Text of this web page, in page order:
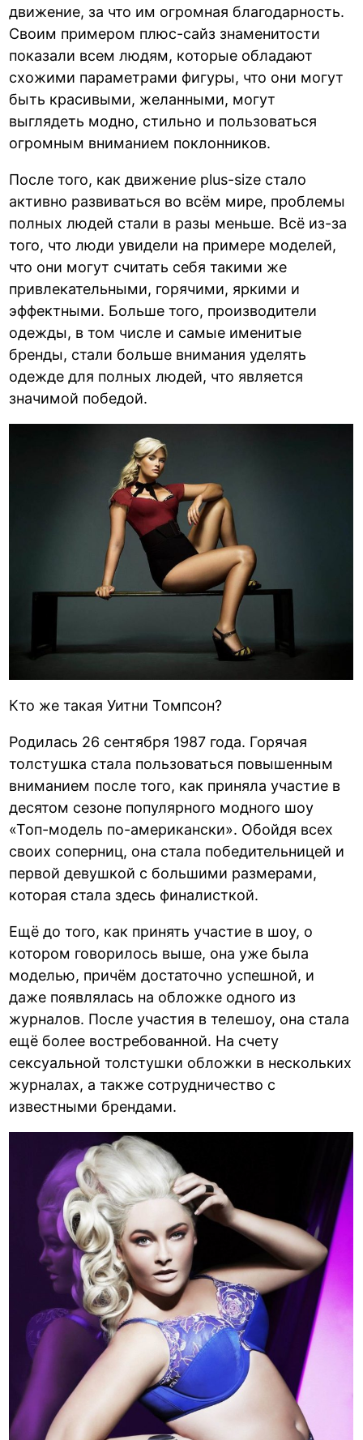
движение, за что им огромная благодарность.
Своим примером плюс-сайз знаменитости
показали всем людям, которые обладают
схожими параметрами фигуры, что они могут
быть красивыми, желанными, могут
выглядеть модно, стильно и пользоваться
огромным вниманием поклонников.
После того, как движение plus-size стало
активно развиваться во всём мире, проблемы
полных людей стали в разы меньше. Всё из-за
того, что люди увидели на примере моделей,
что они могут считать себя такими же
привлекательными, горячими, яркими и
эффектными. Больше того, производители
одежды, в том числе и самые именитые
бренды, стали больше внимания уделять
одежде для полных людей, что является
значимой победой.
Кто же такая Уитни Томпсон?
Родилась 26 сентября 1987 года. Горячая
толстушка стала пользоваться повышенным
вниманием после того, как приняла участие в
десятом сезоне популярного модного шоу
«Топ-модель по-американски». Обойдя всех
своих соперниц, она стала победительницей и
первой девушкой с большими размерами,
которая стала здесь финалисткой.
Ещё до того, как принять участие в шоу, о
котором говорилось выше, она уже была
моделью, причём достаточно успешной, и
даже появлялась на обложке одного из
журналов. После участия в телешоу, она стала
ещё более востребованной. На счету
сексуальной толстушки обложки в нескольких
журналах, а также сотрудничество с
известными брендами.